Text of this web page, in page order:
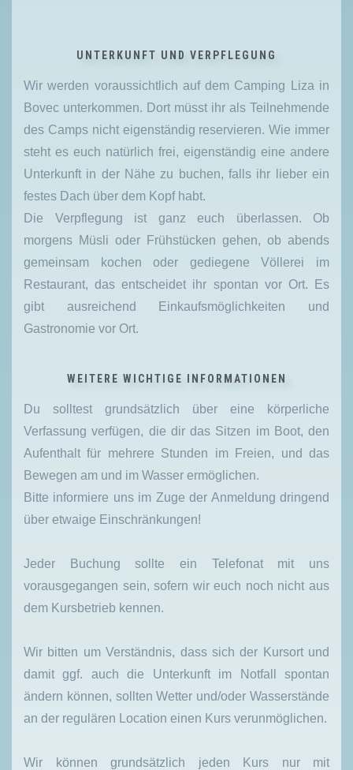
UNTERKUNFT UND VERPFLEGUNG
Wir werden voraussichtlich auf dem Camping Liza in
Bovec unterkommen. Dort müsst ihr als Teilnehmende
des Camps nicht eigenständig reservieren. Wie immer
steht es euch natürlich frei, eigenständig eine andere
Unterkunft in der Nähe zu buchen, falls ihr lieber ein
festes Dach über dem Kopf habt.
Die Verpflegung ist ganz euch überlassen. Ob
morgens Müsli oder Frühstücken gehen, ob abends
gemeinsam kochen oder gediegene Völlerei im
Restaurant, das entscheidet ihr spontan vor Ort. Es
gibt ausreichend Einkaufsmöglichkeiten und
Gastronomie vor Ort.
WEITERE WICHTIGE INFORMATIONEN
Du solltest grundsätzlich über eine körperliche
Verfassung verfügen, die dir das Sitzen im Boot, den
Aufenthalt für mehrere Stunden im Freien, und das
Bewegen am und im Wasser ermöglichen.
Bitte informiere uns im Zuge der Anmeldung dringend
über etwaige Einschränkungen!
Jeder Buchung sollte ein Telefonat mit uns
vorausgegangen sein, sofern wir euch noch nicht aus
dem Kursbetrieb kennen.
Wir bitten um Verständnis, dass sich der Kursort und
damit ggf. auch die Unterkunft im Notfall spontan
ändern können, sollten Wetter und/oder Wasserstände
an der regulären Location einen Kurs verunmöglichen.
Wir können grundsätzlich jeden Kurs nur mit